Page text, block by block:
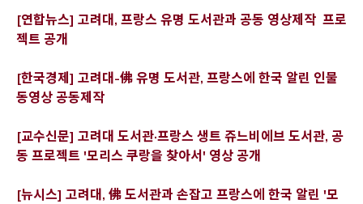
[연합뉴스] 고려대, 프랑스 유명 도서관과 공동 영상제작 프로
젝트 공개
[한국경제] 고려대-佛 유명 도서관, 프랑스에 한국 알린 인물
동영상 공동제작Opens a new window
[교수신문] 고려대 도서관·프랑스 생트 쥬느비에브 도서관, 공
동 프로젝트 '모리스 쿠랑을 찾아서' 영상 공개
[뉴시스] Opens a new window
고려대, 佛 도서관과 손잡고 프랑스에 한국 알린 '모